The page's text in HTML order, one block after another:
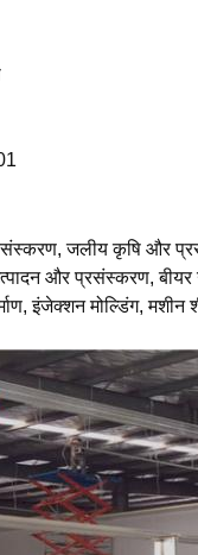
जलीय कृषि और
और प्रसंस्करण,
इंजेक्शन मोल्डिंग,